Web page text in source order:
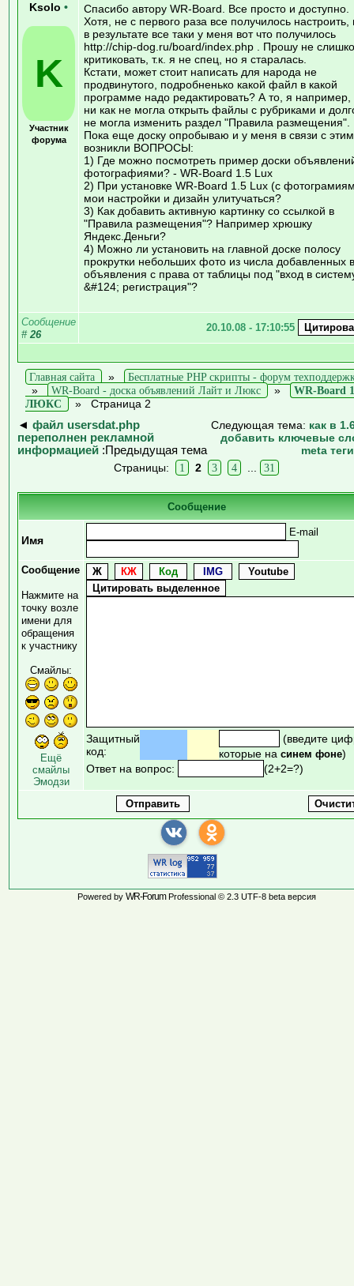
Ksolo •
K
Участник
форума
Спасибо автору WR-Board. Все просто и доступно.
Хотя, не с первого раза все получилось настроить,
в результате все таки у меня вот что получилось
http://chip-dog.ru/board/index.php . Прошу не
критиковать, т.к. я не спец, но я старалась.
Кстати, может стоит написать для народа не
продвинутого, подробненько какой файл в какой
программе надо редактировать? А то, я например,
ни как не могла открыть файлы с рубриками и
не могла изменить раздел "Правила размещения".
Пока еще доску опробываю и у меня в связи с этим
возникли ВОПРОСЫ:
1) Где можно посмотреть пример доски
фотографиями? - WR-Board 1.5 Lux
2) При установке WR-Board 1.5 Lux (с
мои настройки и дизайн улитучаться?
3) Как добавить активную картинку со ссылкой в
"Правила размещения"? Например хрюшку
Яндекс.Деньги?
4) Можно ли установить на главной доске полосу
прокрутки небольших фото из числа добавленных в
объявления с права от таблицы под "вход в
&#124; регистрация"?
Сообщение
# 26
20.10.08 - 17:10:55
Главная сайта »
Бесплатные PHP скрипты - форум
»
WR-Board - доска объявлений Лайт и Люкс »
WR-Board
ЛЮКС
» Страница 2
◄ файл usersdat.php
переполнен рекламной
информацией :Предыдущая тема
Следующая тема: как в
добавить ключевые
meta
Страницы:
1 2 3 4 31
Сообщение
Имя
E-mail
Сообщение
Нажмите на
точку возле
имени для
обращения
к участнику
Смайлы:
Ещё
смайлы
Эмодзи
Защитный
код:
(введите
которые на синем фоне)
Ответ на вопрос:
(2+2=?)
Powered by WR-ForumProfessional © 2.3 UTF-8 beta версия